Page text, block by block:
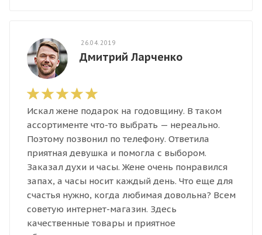
26.04.2019
Дмитрий Ларченко
Искал жене подарок на годовщину. В таком
ассортименте что-то выбрать — нереально.
Поэтому позвонил по телефону. Ответила
приятная девушка и помогла с выбором.
Заказал духи и часы. Жене очень понравился
запах, а часы носит каждый день. Что еще для
счастья нужно, когда любимая довольна? Всем
советую интернет-магазин. Здесь
качественные товары и приятное